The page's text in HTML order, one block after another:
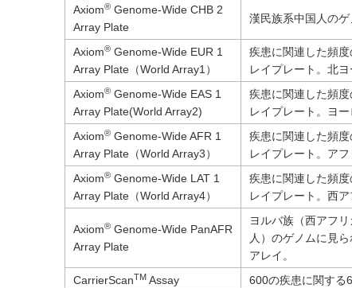
Axiom®Genome-Wide CHB 2
Array Plate
漢民族系中国人の
Axiom®Genome-Wide EUR 1
Array Plate（World Array1）
疾患に関連した頻
レイプレート。北
Axiom®Genome-Wide EAS 1
Array Plate(World Array2)
疾患に関連した頻
レイプレート。ヨ
Axiom®Genome-Wide AFR 1
Array Plate（World Array3）
疾患に関連した頻
レイプレート。ア
Axiom®Genome-Wide LAT 1
Array Plate（World Array4）
疾患に関連した頻
レイプレート。西
Axiom®Genome-Wide PanAFR
Array Plate
ヨルバ族（西アフ
人）のゲノムに見
アレイ。
CarrierScanTMAssay 600の疾患に関する